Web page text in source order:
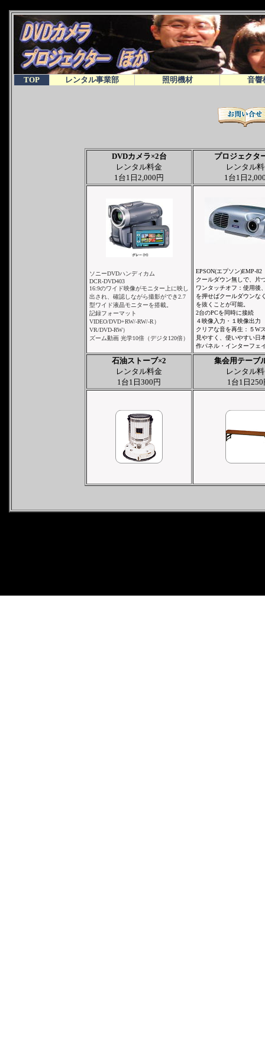
TOP レンタル事業部 照明機材 音響
DVDカメラ×2台
レンタル料金
1台1日2,000円
プロジェクタ
レンタル
1台1日
ソニーDVDハンディカム
DCR-DVD403
16:9のワイド映像がモニター上に映し
出され、確認しながら撮影ができ2.7
型ワイド液晶モニターを搭載。
記録フォーマット
VIDEO/DVD+RW/-RW/-R）
VR/DVD-RW）
ズーム動画 光学10倍（デジタ120倍）
EPSON(エプソン)EMP-82
クールダウン無しで、片
ワンタッチオフ：使用後
を押せばクールダウンな
を抜くことが可能。
2台のPCを同時に接続
４映像入力・１映像出力
クリアな音を再生：５W
見やすく、使いやすい日
作パネル・インターフェ
石油ストーブ×2
レンタル料金
1台1日300円
集会用テーブ
レンタル
1台1日250